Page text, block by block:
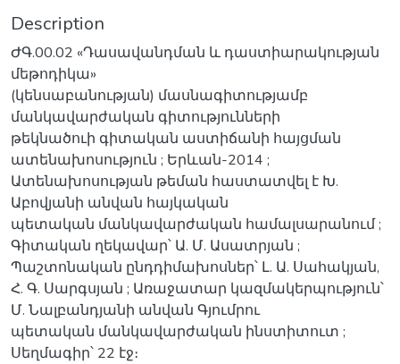
Description
ԺԳ.00.02 «Դասավանդման և դաստիարակության
մեթոդիկա»
(կենսաբանության) մասնագիտությամբ
մանկավարժական գիտությունների
թեկնածուի գիտական աստիճանի հայցման
ատենախոսություն ; Երևան-2014 ;
Ատենախոսության թեման հաստատվել է Խ.
Աբովյանի անվան հայկական
պետական մանկավարժական համալսարանում ;
Գիտական ղեկավար՝ Ա. Մ. Ասատրյան ;
Պաշտոնական ընդդիմախոսներ՝ Լ. Ա. Սահակյան,
Հ. Գ. Սարգսյան ; Առաջատար կազմակերպություն՝
Մ. Նալբանդյանի անվան Գյումրու
պետական մանկավարժական ինստիտուտ ;
Սեղմագիր՝ 22 էջ։